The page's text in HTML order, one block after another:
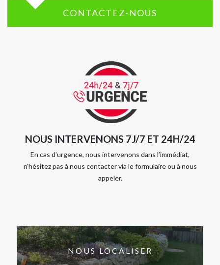
CONTACTEZ-NOUS
NOUS INTERVENONS 7J/7 ET 24H/24
En cas d’urgence, nous intervenons dans l’immédiat,
n’hésitez pas à nous contacter via le formulaire ou à nous
appeler.
NOUS LOCALISER